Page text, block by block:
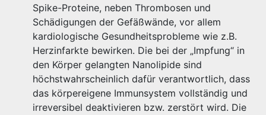
Spike-Proteine, neben Thrombosen und
Schädigungen der Gefäßwände, vor allem
kardiologische Gesundheitsprobleme wie z.B.
Herzinfarkte bewirken. Die bei der „Impfung“ in
den Körper gelangten Nanolipide sind
höchstwahrscheinlich dafür verantwortlich, dass
das körpereigene Immunsystem vollständig und
irreversibel deaktivieren bzw. zerstört wird. Die